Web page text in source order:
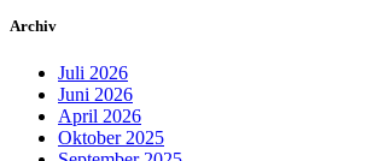
Archiv
Juli 2026
Juni 2026
April 2026
Oktober 2025